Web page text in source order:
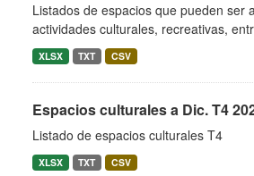
Listados de espacios que pueden ser
actividades culturales, recreativas,
XLSX TXT CSV
Espacios culturales a Dic. T4
Listado de espacios culturales T4
XLSX TXT CSV